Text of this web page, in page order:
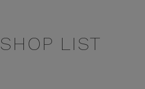
SHOP LIST